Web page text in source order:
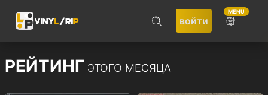
войти
MENU
ПОИСК
РЕЙТИНГ ЭТОГО МЕСЯЦА